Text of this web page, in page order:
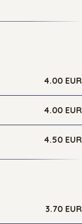
4.00 EUR
4.00 EUR
4.50 EUR
3.70 EUR